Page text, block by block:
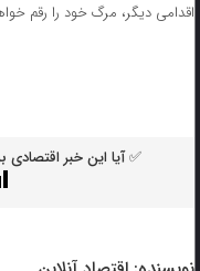
اقدامی دیگر، مرگ خود را رقم
✅ آیا این خبر اقتصادی